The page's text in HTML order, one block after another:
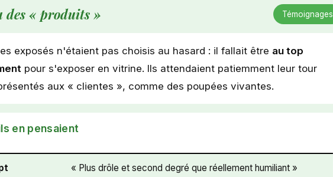
des « produits » Témoignages
exposés n'étaient pas choisis au hasard : il fallait être au top
pour s'exposer en vitrine. Ils attendaient patiemment leur tour
aux « clientes », comme des poupées vivantes.
en pensaient
« Plus drôle et second degré que réellement humiliant »